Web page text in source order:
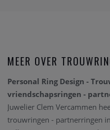
MEER OVER
Personal Ring Design -
vriendschapsringen -
Juwelier Clem Vercammen
trouwringen - partnerringen